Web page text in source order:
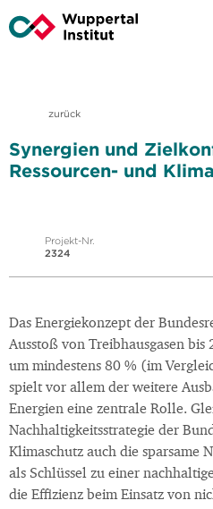
zurück
Synergien und
Ressourcen- und
Projekt-Nr.
2324
Das Energiekonzept der
Ausstoß von Treibhausgasen
um mindestens 80 % (im
spielt vor allem der weitere
Energien eine zentrale Rolle.
Nachhaltigkeitsstrategie der
Klimaschutz auch die sparsame
als Schlüssel zu einer
die Effizienz beim Einsatz von